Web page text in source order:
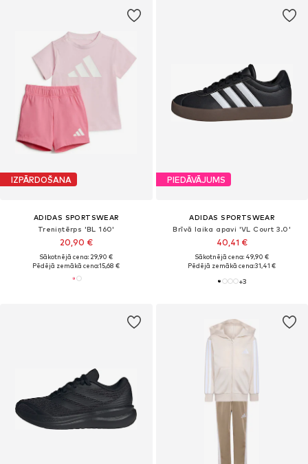
IZPĀRDOŠANA
ADIDAS SPORTSWEAR
Treniņtērps 'BL 160'
20,90 €
Sākotnējā cena: 29,90 €
Pēdējā zemākā cena:15,68 €
PIEDĀVĀJUMS
ADIDAS SPORTSWEAR
Brīvā laika apavi 'VL Court 3.0'
40,41 €
Sākotnējā cena: 49,90 €
Pēdējā zemākā cena:31,41 €
+3